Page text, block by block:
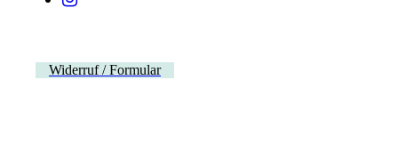
Widerruf / Formular